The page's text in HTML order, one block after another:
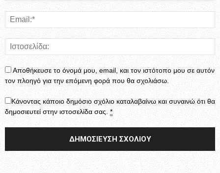
Αποθήκευσε το όνομά μου, email, και τον ιστότοπο μου σε αυτόν
τον πλοηγό για την επόμενη φορά που θα σχολιάσω.
Κάνοντας κάποιο δημόσιο σχόλιο καταλαβαίνω και συναινώ ότι θα
δημοσιευτεί στην ιστοσελίδα σας. *